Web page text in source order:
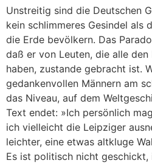
Unstreitig sind die Deutschen
kein schlimmeres Gesindel als
die Erde bevölkern. Das
daß er von Leuten, die alle
haben, zustande gebracht ist.
gedankenvollen Männern am
das Niveau, auf dem
Text endet: »Ich persönlich
ich vielleicht die Leipziger
leichter, eine etwas altkluge
Es ist politisch nicht geschickt,